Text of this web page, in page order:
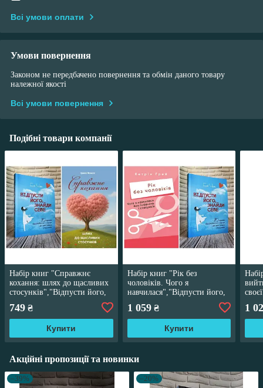
Всі умови оплати
Умови повернення
Законом не передбачено повернення та обмін даного товару
належної якості
Всі умови повернення
Подібні товари компанії
Набір книг "Справжнє
кохання: шлях до щасливих
стосунків","Відпусти його,
знайди себе. 10 кроків від
розбитого серця до
щасливих"
749 ₴
Купити
Набір книг "Рік без
чоловіків. Чого я
навчилася","Відпусти його,
знайди себе. 10 кроків від
розбитого серця"
1 059₴
Купити
1
Акційні пропозиції та новинки
–39% –20%